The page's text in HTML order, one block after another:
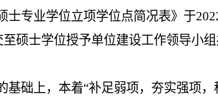
士专业学位立项学位点简况表》于
硕士学位授予单位建设工作领导小组
础上，本着“补足弱项，夯实强项